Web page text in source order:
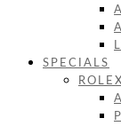
SPECIALS
ROLEX